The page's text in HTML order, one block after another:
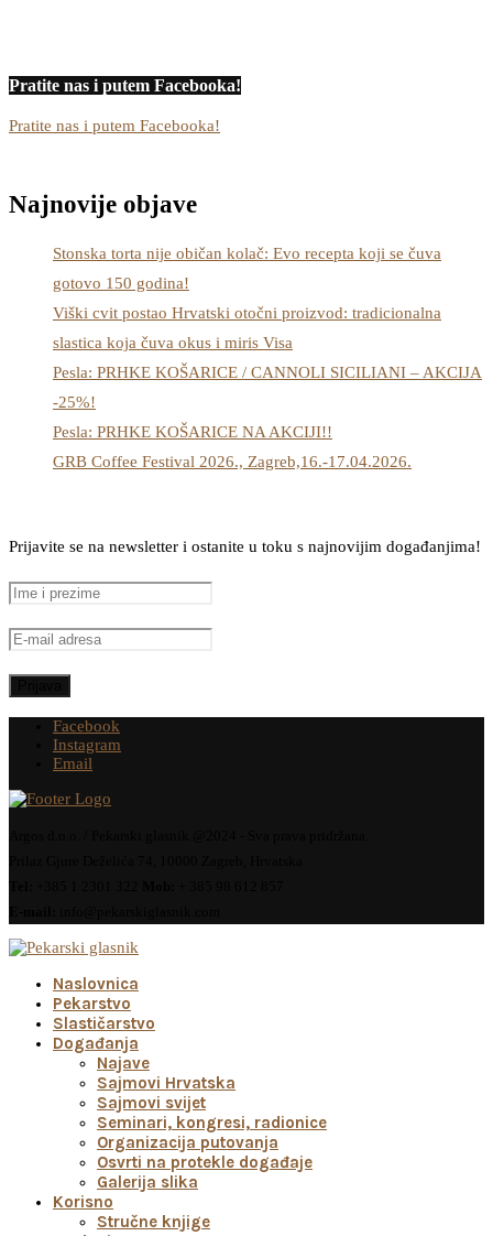
Pratite nas i putem Facebooka!
Pratite nas i putem Facebooka!
Najnovije objave
Stonska torta nije običan kolač: Evo recepta koji se čuva
gotovo 150 godina!
Viški cvit postao Hrvatski otočni proizvod: tradicionalna
slastica koja čuva okus i miris Visa
Pesla: PRHKE KOŠARICE / CANNOLI SICILIANI – AKCIJA
-25%!
Pesla: PRHKE KOŠARICE NA AKCIJI!!
GRB Coffee Festival 2026., Zagreb,16.-17.04.2026.
Prijavite se na newsletter i ostanite u toku s najnovijim događanjima!
Facebook
Instagram
Email
Naslovnica
Pekarstvo
Slastičarstvo
Događanja
Najave
Sajmovi Hrvatska
Sajmovi svijet
Seminari, kongresi, radionice
Organizacija putovanja
Osvrti na protekle događaje
Galerija slika
Korisno
Stručne knjige